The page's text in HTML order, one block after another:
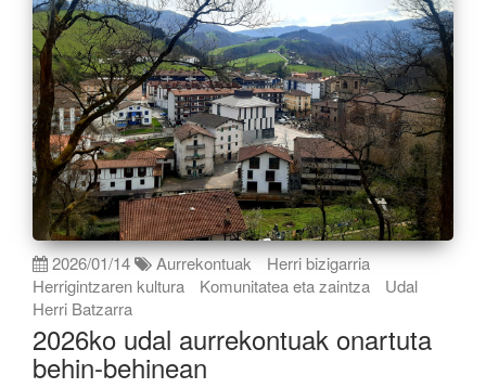
2026/01/14 Aurrekontuak
Herri bizigarria
Herrigintzaren kultura
Komunitatea eta zaintza
Udal
Herri Batzarra
2026ko udal aurrekontuak onartuta
behin-behinean